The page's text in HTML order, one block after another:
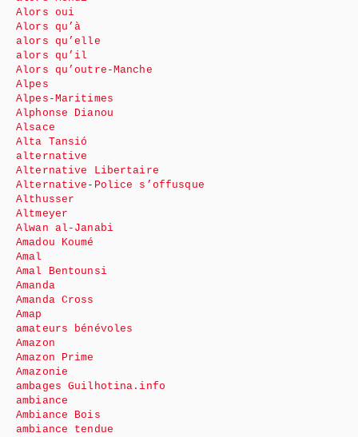
Alors oui
Alors qu’à
alors qu’elle
alors qu’il
Alors qu’outre-Manche
Alpes
Alpes-Maritimes
Alphonse Dianou
Alsace
Alta Tansió
alternative
Alternative Libertaire
Alternative-Police s’offusque
Althusser
Altmeyer
Alwan al-Janabi
Amadou Koumé
Amal
Amal Bentounsi
Amanda
Amanda Cross
Amap
amateurs bénévoles
Amazon
Amazon Prime
Amazonie
ambages Guilhotina.info
ambiance
Ambiance Bois
ambiance tendue